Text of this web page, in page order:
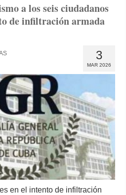
a los seis ciudadanos
de infiltración armada
3
MAR 2026
en el intento de infiltración